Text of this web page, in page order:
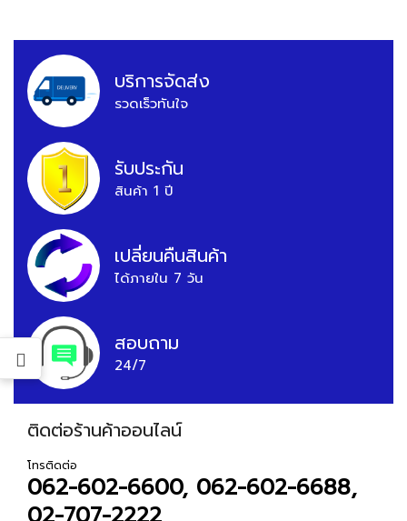
บริการจัดส่ง
รวดเร็วทันใจ
รับประกัน
สินค้า 1 ปี
เปลี่ยนคืนสินค้า
ได้ภายใน 7 วัน
สอบถาม
24/7
ติดต่อร้านค้าออนไลน์
โทรติดต่อ
062-602-6600, 062-602-6688,